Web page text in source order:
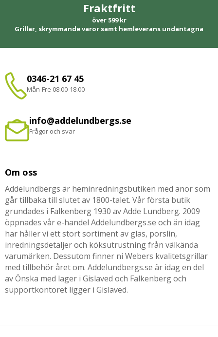
Fraktfritt
över 599 kr
Grillar, skrymmande varor samt hemleverans undantagna
0346-21 67 45
Mån-Fre 08.00-18.00
info@addelundbergs.se
Frågor och svar
Om oss
Addelundbergs är heminredningsbutiken med anor som
går tillbaka till slutet av 1800-talet. Vår första butik
grundades i Falkenberg 1930 av Adde Lundberg. 2009
öppnades vår e-handel Addelundbergs.se och än idag
har håller vi ett stort sortiment av glas, porslin,
inredningsdetaljer och köksutrustning från välkända
varumärken. Dessutom finner ni Webers kvalitetsgrillar
med tillbehör året om. Addelundbergs.se är idag en del
av Önska med lager i Gislaved och Falkenberg och
supportkontoret ligger i Gislaved.